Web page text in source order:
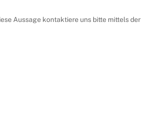
Aussage kontaktiere uns bitte mittels der